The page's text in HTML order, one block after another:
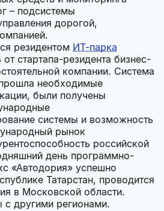
– подсистемы
дорогой,
резидентом ИТ-парка
стартапа-резидента бизнес-
компании. Система
необходимые
были получены
системы и возможность
рынок
российской
день программно-
«Автодория» успешно
Татарстан, проводится
в Московской области.
с другими регионами.